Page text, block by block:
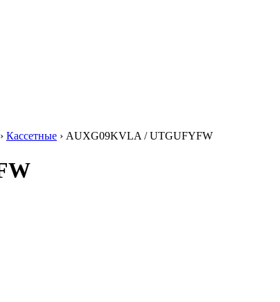
› Кассетные › AUXG09KVLA / UTGUFYFW